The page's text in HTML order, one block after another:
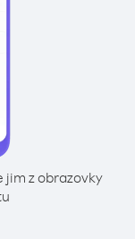
z obrazovky